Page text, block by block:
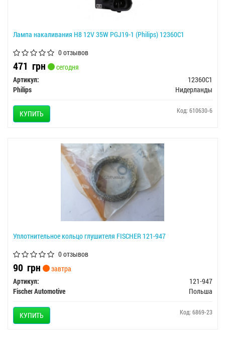
Лампа накаливания H8 12V 35W PGJ19-1 (Philips) 12360C1
0 отзывов
471 грн
сегодня
Артикул:
12360C1
Philips
Нидерланды
КУПИТЬ Код: 610630-6
Уплотнительное кольцо глушителя FISCHER 121-947
0 отзывов
90 грн
завтра
Артикул:
121-947
Fischer Automotive
Польша
КУПИТЬ Код: 6869-23